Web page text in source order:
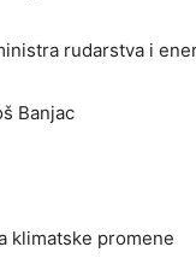
rudarstva i
Banjac
klimatske promene